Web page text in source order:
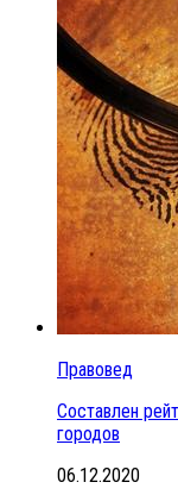
Правовед
Составлен
городов
06.12.2020